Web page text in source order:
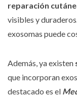
reparación
visibles y
exosomas puede
Además, ya existen
que incorporan
destacado es el